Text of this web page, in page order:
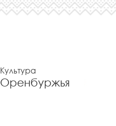
Культура
Оренбуржья